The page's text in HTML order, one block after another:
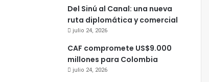
Del Sinú al Canal: una nueva
ruta diplomática y comercial
julio 24, 2026
CAF compromete US$9.000
millones para Colombia
julio 24, 2026